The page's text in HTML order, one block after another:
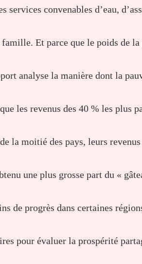
services convenables d’eau,
Et parce que le poids de la
analyse la manière dont la
les revenus des 40 % les plus
la moitié des pays, leurs
une plus grosse part du «
de progrès dans certaines
pour évaluer la prospérité